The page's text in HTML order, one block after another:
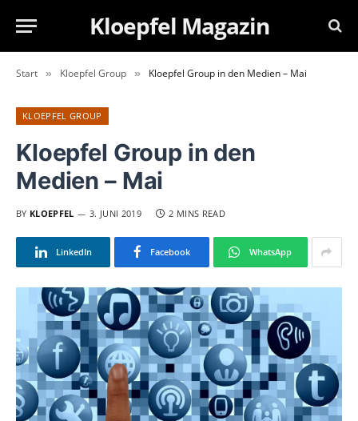
Kloepfel Magazin
Start » Kloepfel Group » Kloepfel Group in den Medien – Mai
KLOEPFEL GROUP
Kloepfel Group in den
Medien – Mai
BY KLOEPFEL 3. JUNI 2019 2 MINS READ
LinkedIn Facebook WhatsApp